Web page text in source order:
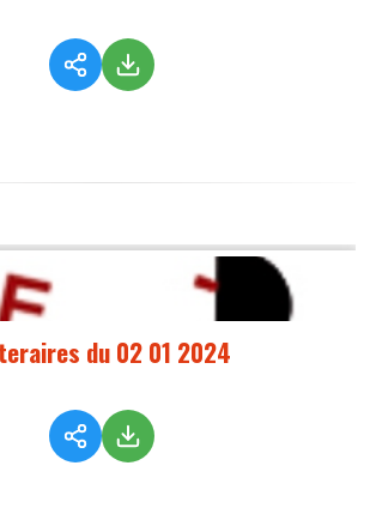
du 02 01 2024